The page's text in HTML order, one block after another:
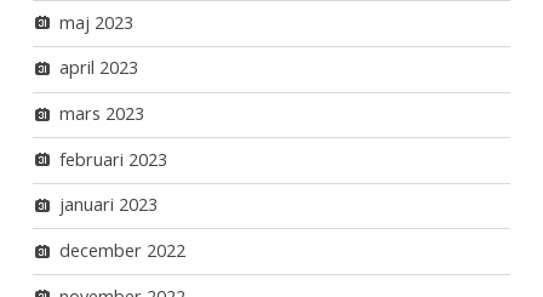
maj 2023
april 2023
mars 2023
februari 2023
januari 2023
december 2022